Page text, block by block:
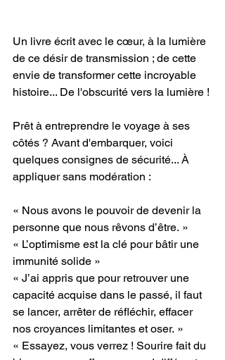
Un livre écrit avec le cœur, à la lumière
de ce désir de transmission ; de cette
envie de transformer cette incroyable
histoire... De l'obscurité vers la lumière !
Prêt à entreprendre le voyage à ses
côtés ? Avant d'embarquer, voici
quelques consignes de sécurité... À
appliquer sans modération :
« Nous avons le pouvoir de devenir la
personne que nous rêvons d’être. »
« L’optimisme est la clé pour bâtir une
immunité solide »
« J’ai appris que pour retrouver une
capacité acquise dans le passé, il faut
se lancer, arrêter de réfléchir, effacer
nos croyances limitantes et oser. »
« Essayez, vous verrez ! Sourire fait du